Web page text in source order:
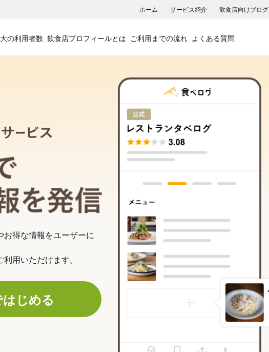
ホーム サービス紹介 飲食店向けブログ
の利用者数 飲食店プロフィールとは ご利用までの流れ よくある質問
飲食店プロフィールサービス
食べログでお店の情報を発信
お得な情報をユーザーに
用いただけます。
じめる